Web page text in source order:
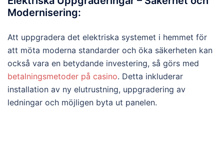
Modernisering:
Att uppgradera det elektriska systemet i hemmet för
att möta moderna standarder och öka säkerheten kan
också vara en betydande investering, så görs med
betalningsmetoder på casino. Detta inkluderar
installation av ny elutrustning, uppgradering av
ledningar och möjligen byta ut panelen.